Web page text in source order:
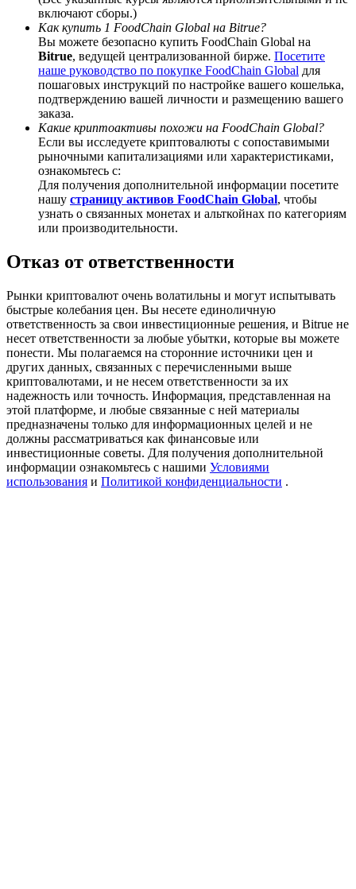
Deposit CASHCAT & Win
Share 500000 CASHCAT prize pool
Exclusive for BitMart Users
Register & Trade to Win 500,000 USDT
Precious Metals Trading Carnival
Trade Gold & Silver · 33,333 USDT Bonus
USDT New User Exclusive 10% APR
USDT Flexible Staking | Daily Rewards
New Listing Futures Fest
Trade New Futures, Win 200,000 USDT
включают сборы.)
Как купить 1 FoodChain Global на Bitrue?
Вы можете безопасно купить FoodChain Global на
Bitrue, ведущей централизованной бирже. Посетите
наше руководство по покупке FoodChain Global для
пошаговых инструкций по настройке вашего кошелька,
подтверждению вашей личности и размещению вашего
заказа.
Какие криптоактивы похожи на FoodChain Global?
Если вы исследуете криптовалюты с сопоставимыми
рыночными капитализациями или характеристиками,
ознакомьтесь с:
Для получения дополнительной информации посетите
нашу страницу активов FoodChain Global, чтобы
узнать о связанных монетах и альткойнах по категориям
или производительности.
Отказ от ответственности
Рынки криптовалют очень волатильны и могут испытывать
быстрые колебания цен. Вы несете единоличную
ответственность за свои инвестиционные решения, и Bitrue не
несет ответственности за любые убытки, которые вы можете
понести. Мы полагаемся на сторонние источники цен и
других данных, связанных с перечисленными выше
криптовалютами, и не несем ответственности за их
надежность или точность. Информация, представленная на
этой платформе, и любые связанные с ней материалы
предназначены только для информационных целей и не
должны рассматриваться как финансовые или
инвестиционные советы. Для получения дополнительной
информации ознакомьтесь с нашими Условиями
использования и Политикой конфиденциальности .